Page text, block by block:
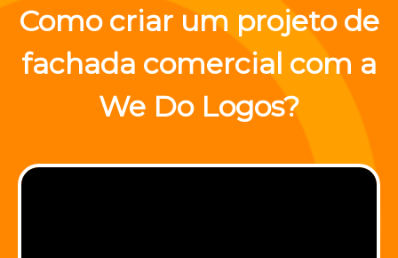
Como criar um projeto de
fachada comercial com a
We Do Logos?